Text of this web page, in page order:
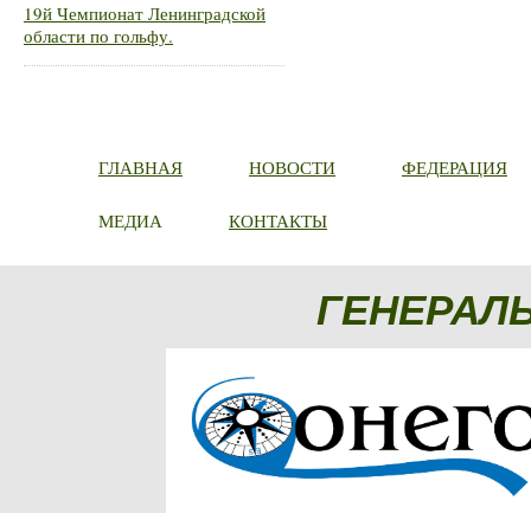
19й Чемпионат Ленинградской
области по гольфу.
ГЛАВНАЯ НОВОСТИ ФЕДЕРАЦИЯ
МЕДИА КОНТАКТЫ